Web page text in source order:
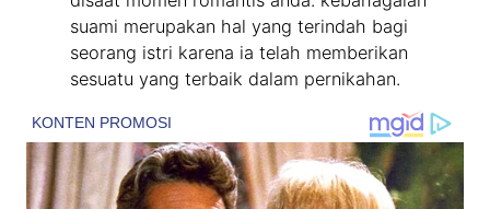
suami merupakan hal yang terindah bagi
seorang istri karena ia telah memberikan
sesuatu yang terbaik dalam pernikahan.